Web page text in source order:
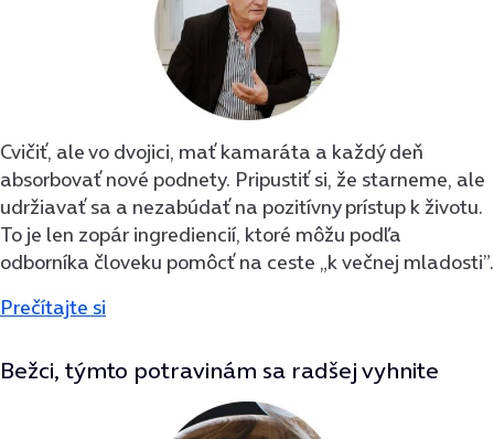
Cvičiť, ale vo dvojici, mať kamaráta a každý deň
absorbovať nové podnety. Pripustiť si, že starneme, ale
udržiavať sa a nezabúdať na pozitívny prístup k životu.
To je len zopár ingrediencií, ktoré môžu podľa
odborníka človeku pomôcť na ceste „k večnej mladosti”.
Prečítajte si
Bežci, týmto potravinám sa radšej vyhnite